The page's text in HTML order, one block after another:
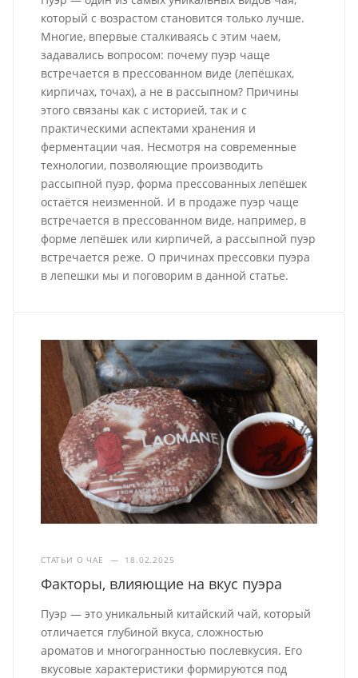
который с возрастом становится только лучше.
Многие, впервые сталкиваясь с этим чаем,
задавались вопросом: почему пуэр чаще
встречается в прессованном виде (лепёшках,
кирпичах, точах), а не в рассыпном? Причины
этого связаны как с историей, так и с
практическими аспектами хранения и
ферментации чая. Несмотря на современные
технологии, позволяющие производить
рассыпной пуэр, форма прессованных лепёшек
остаётся неизменной. И в продаже пуэр чаще
встречается в прессованном виде, например, в
форме лепёшек или кирпичей, а рассыпной пуэр
встречается реже. О причинах прессовки пуэра
в лепешки мы и поговорим в данной статье.
СТАТЬИ О ЧАЕ — 18.02.2025
Факторы, влияющие на вкус пуэра
Пуэр — это уникальный китайский чай, который
отличается глубиной вкуса, сложностью
ароматов и многогранностью послевкусия. Его
вкусовые характеристики формируются под